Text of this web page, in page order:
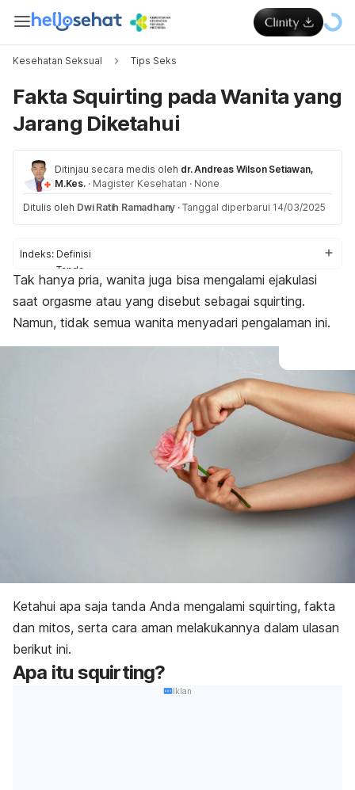
Kesehatan Seksual Tips Seks
Fakta Squirting pada Wanita yang
Jarang Diketahui
Ditinjau secara medis oleh dr. Andreas Wilson Setiawan,
M.Kes. · Magister Kesehatan · None
Ditulis oleh Dwi Ratih Ramadhany · Tanggal diperbarui 14/03/2025
Indeks: Definisi
Tanda
Fakta dan mitos
Cara aman melakukan
Tak hanya pria, wanita juga bisa mengalami ejakulasi
saat orgasme atau yang disebut sebagai squirting.
Namun, tidak semua wanita menyadari pengalaman ini.
Ketahui apa saja tanda Anda mengalami squirting, fakta
dan mitos, serta cara aman melakukannya dalam ulasan
berikut ini.
Apa itu squirting?
Iklan